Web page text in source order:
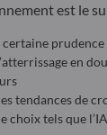
est le
certaine
en
tendances de
choix tels que